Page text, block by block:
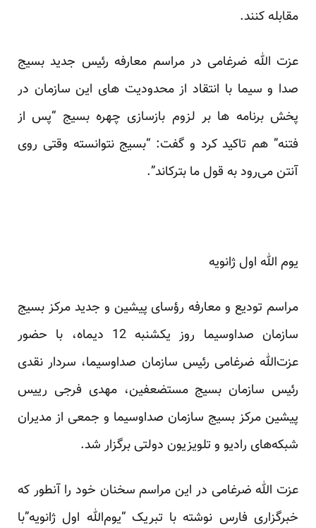
مقابله کنند.
عزت الله ضرغامی در مراسم معارفه رئیس جدید بسیج
صدا و سیما با انتقاد از محدودیت های این سازمان در
پخش برنامه ها بر لزوم بازسازی چهره بسیج “پس از
فتنه” هم تاکید کرد و گفت: “بسیج نتوانسته وقتی روی
آنتن می‌رود به قول ما بترکاند”.
یوم الله اول ژانویه
مراسم تودیع و معارفه رؤسای پیشین و جدید مرکز بسیج
سازمان صداوسیما روز یکشنبه 12 دیماه، با حضور
عزت‌الله ضرغامی رئیس سازمان صداوسیما، سردار نقدی
رئیس سازمان بسیج مستضعفین، مهدی فرجی رییس
پیشین مرکز بسیج سازمان صداوسیما و جمعی از مدیران
شبکه‌های رادیو و تلویزیون دولتی برگزار شد.
عزت الله ضرغامی در این مراسم سخنان خود را آنطور که
خبرگزاری فارس نوشته با تبریک “یوم‌الله اول ژانویه”با